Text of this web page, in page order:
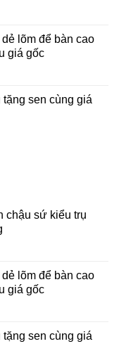
lõm để bàn cao
giá gốc
tặng sen cùng giá
chậu sứ kiểu trụ
lõm để bàn cao
giá gốc
sen cùng giá